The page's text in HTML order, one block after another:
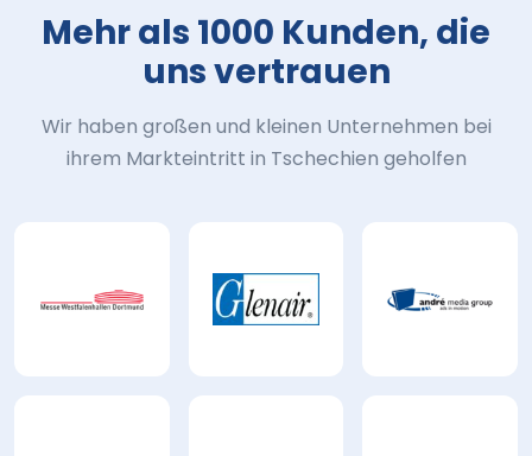
Mehr als 1000 Kunden, die
uns vertrauen
Wir haben großen und kleinen Unternehmen bei
ihrem Markteintritt in Tschechien geholfen